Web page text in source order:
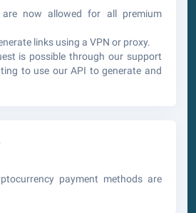
now allowed for all premium
links using a VPN or proxy.
is possible through our support
to use our API to generate and
payment methods are